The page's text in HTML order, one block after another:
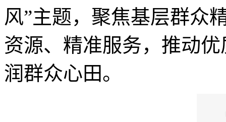
风”主题，聚焦基层群众
资源、精准服务，推动
润群众心田。